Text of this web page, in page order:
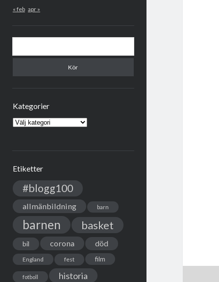
« feb apr »
Kategorier
Kategorier
Etiketter
#blogg100
allmänbildning barn
barnen basket
bil corona död
England fest film
fotboll historia